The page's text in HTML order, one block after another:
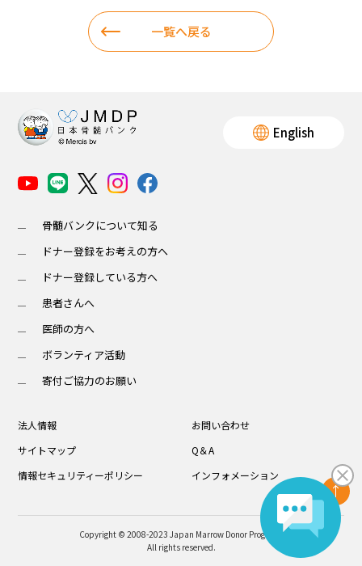
一覧へ戻る
English
骨髄バンクについて知る
ドナー登録をお考えの方へ
ドナー登録している方へ
患者さんへ
医師の方へ
ボランティア活動
寄付ご協力のお願い
法人情報
サイトマップ
情報セキュリティーポリシー
お問い合わせ
Q＆A
インフォメーション
Copyright © 2008-2023 Japan Marrow Donor Program.
All rights reserved.